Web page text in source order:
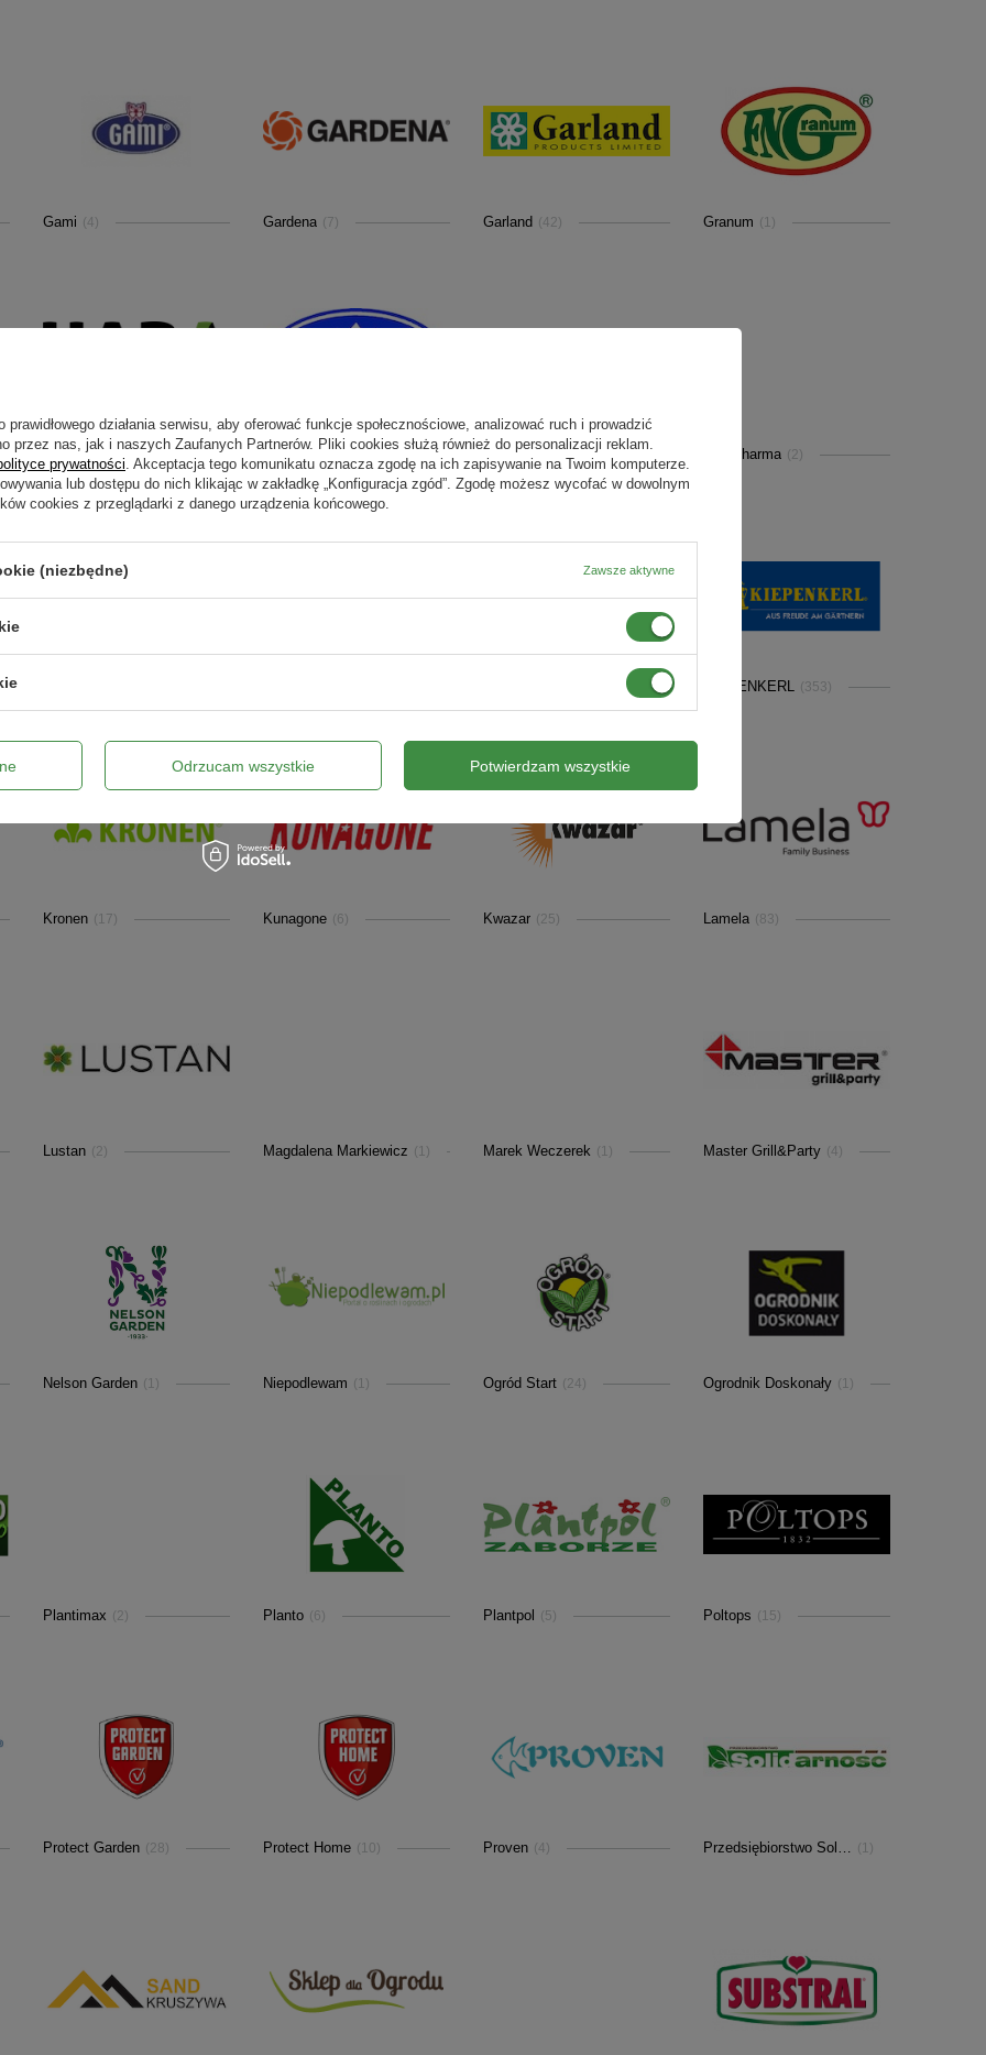
Gami (4) Gardena (7) Garland (42) Granum (1)
HABA Himal Home Garden (2) ICB Pharma (2)
KIEPENKERL (353)
Kronen (17) Kunagone (6) Kwazar (25) Lamela (83)
Lustan (2) Magdalena Markiewicz (1) Marek Weczerek (1) Master Grill&Party (4)
Nelson Garden (1) Niepodlewam (1) Ogród Start (24) Ogrodnik Doskonały (1)
Plantimax (2) Planto (6) Plantpol (5) Poltops (15)
Protect Garden (28) Protect Home (10) Proven (4) Przedsiębiorstwo Solidarność (1)
działania serwisu, aby oferować funkcje społecznościowe, analizować ruch i prowadzić
przez nas, jak i naszych Zaufanych Partnerów. Pliki cookies służą również do personalizacji reklam.
prywatności. Akceptacja tego komunikatu oznacza zgodę na ich zapisywanie na Twoim komputerze.
lub dostępu do nich klikając w zakładkę „Konfiguracja zgód”. Zgodę możesz wycofać w dowolnym
cookies z przeglądarki z danego urządzenia końcowego.
(niezbędne) Zawsze aktywne
Odrzucam wszystkie Potwierdzam wszystkie